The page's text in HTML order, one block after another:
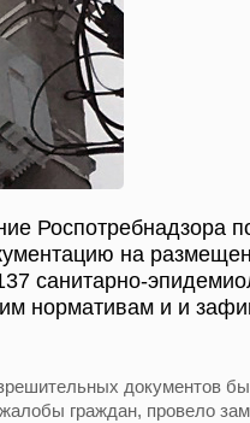
Роспотребнадзора
на
санитарно-
нормативам и и
документов
граждан, провело